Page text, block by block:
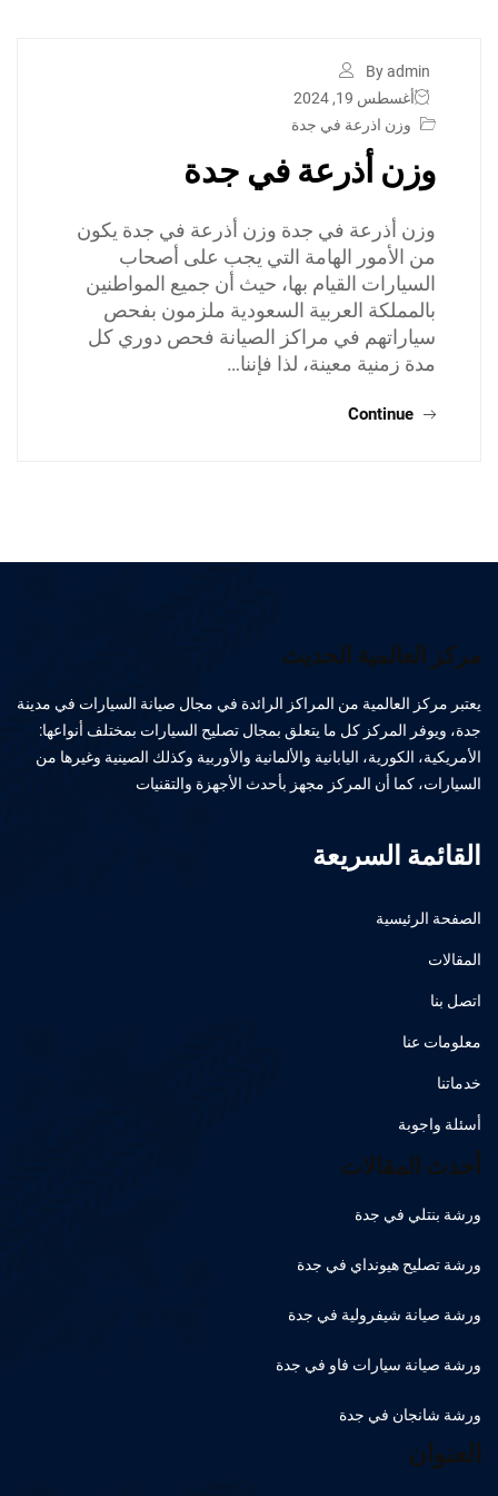
By admin
أغسطس 19, 2024
وزن اذرعة في جدة
وزن أذرعة في جدة
وزن أذرعة في جدة وزن أذرعة في جدة يكون
من الأمور الهامة التي يجب على أصحاب
السيارات القيام بها، حيث أن جميع المواطنين
بالمملكة العربية السعودية ملزمون بفحص
سياراتهم في مراكز الصيانة فحص دوري كل
مدة زمنية معينة، لذا فإننا…
Continue
مركز العالمية الحديث
يعتبر مركز العالمية من المراكز الرائدة في مجال صيانة السيارات في مدينة
جدة، ويوفر المركز كل ما يتعلق بمجال تصليح السيارات بمختلف أنواعها:
الأمريكية، الكورية، اليابانية والألمانية والأوربية وكذلك الصينية وغيرها من
السيارات، كما أن المركز مجهز بأحدث الأجهزة والتقنيات
القائمة السريعة
الصفحة الرئيسية
المقالات
اتصل بنا
معلومات عنا
خدماتنا
أسئلة واجوبة
أحدث المقالات
ورشة بنتلي في جدة
ورشة تصليح هيونداي في جدة
ورشة صيانة شيفرولية في جدة
ورشة صيانة سيارات فاو في جدة
ورشة شانجان في جدة
العنوان